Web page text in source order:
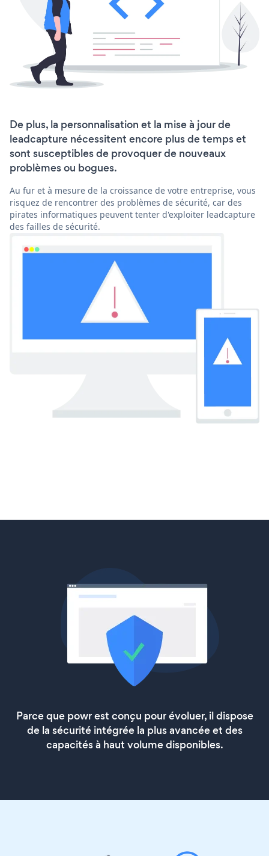
De plus, la personnalisation et la mise à jour de
leadcapture nécessitent encore plus de temps et
sont susceptibles de provoquer de nouveaux
problèmes ou bogues.
Au fur et à mesure de la croissance de votre entreprise, vous
risquez de rencontrer des problèmes de sécurité, car des
pirates informatiques peuvent tenter d'exploiter leadcapture
des failles de sécurité.
Parce que powr est conçu pour évoluer, il dispose
de la sécurité intégrée la plus avancée et des
capacités à haut volume disponibles.